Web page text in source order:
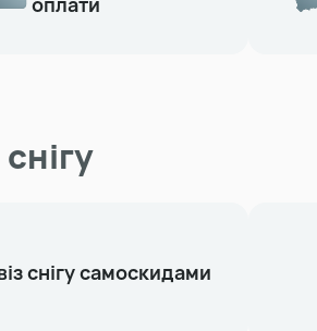
снігу самоскидами